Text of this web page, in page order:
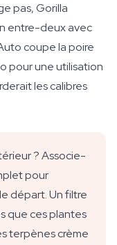
pas, Gorilla
entre-deux avec
coupe la poire
pour une utilisation
les calibres
? Associe-
pour
départ. Un filtre
que ces plantes
terpènes crème